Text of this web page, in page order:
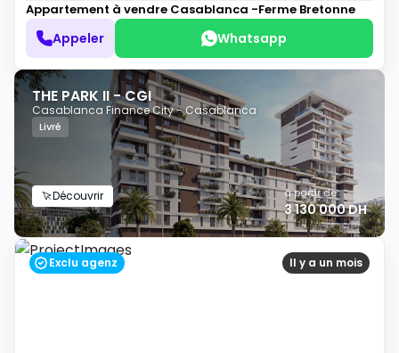
Appartement à vendre Casablanca -Ferme Bretonne
Appeler Whatsapp
THE PARK II - CGI
Casablanca Finance City - Casablanca
Livré
Découvrir à partir de
3 130 000 DH
Il y a un mois
Exclu agenz